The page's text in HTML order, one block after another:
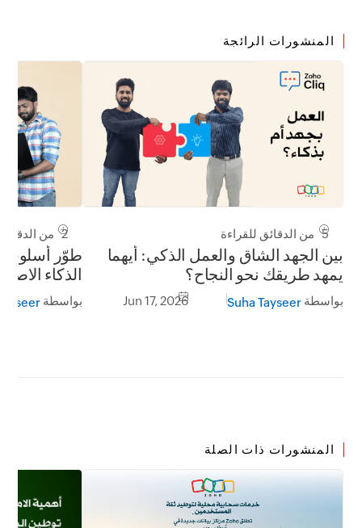
المنشورات الرائجة
5 من الدقائق للقراءة
بين الجهد الشاق والعمل الذكي: أيهما
يمهد طريقك نحو النجاح؟
بواسطةSuha Tayseer
Jun 17, 2026
2 من الدقائق للقراءة
طوّر أسلوب
الذكاء
Zoho Cliq
بواسطة
المنشورات ذات الصلة